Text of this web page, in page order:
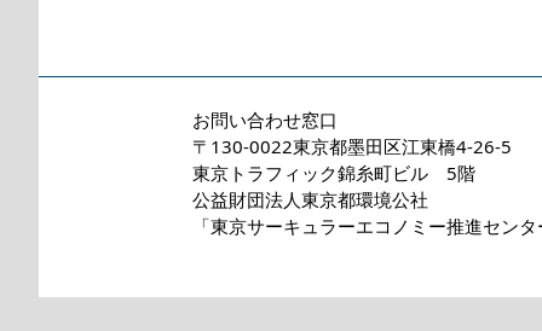
お問い合わせ窓口
〒130-0022東京都墨田区江東橋4-26-5
東京トラフィック錦糸町ビル 5階
公益財団法人東京都環境公社
「東京サーキュラーエコノミー推進セン